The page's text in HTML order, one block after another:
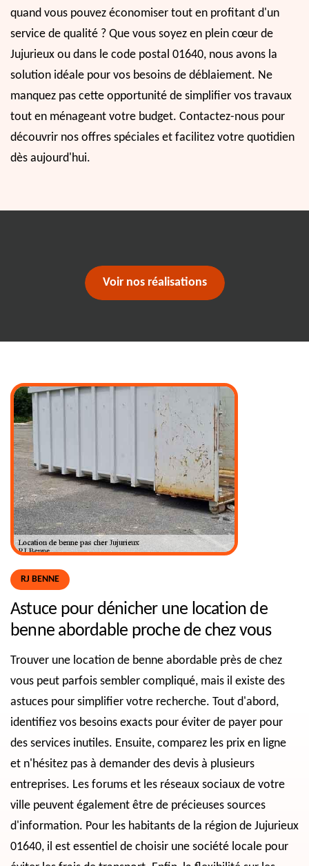
quand vous pouvez économiser tout en profitant d'un
service de qualité ? Que vous soyez en plein cœur de
Jujurieux ou dans le code postal 01640, nous avons la
solution idéale pour vos besoins de déblaiement. Ne
manquez pas cette opportunité de simplifier vos travaux
tout en ménageant votre budget. Contactez-nous pour
découvrir nos offres spéciales et facilitez votre quotidien
dès aujourd'hui.
Voir nos réalisations
RJ BENNE
Astuce pour dénicher une location de
benne abordable proche de chez vous
Trouver une location de benne abordable près de chez
vous peut parfois sembler compliqué, mais il existe des
astuces pour simplifier votre recherche. Tout d'abord,
identifiez vos besoins exacts pour éviter de payer pour
des services inutiles. Ensuite, comparez les prix en ligne
et n'hésitez pas à demander des devis à plusieurs
entreprises. Les forums et les réseaux sociaux de votre
ville peuvent également être de précieuses sources
d'information. Pour les habitants de la région de Jujurieux
01640, il est essentiel de choisir une société locale pour